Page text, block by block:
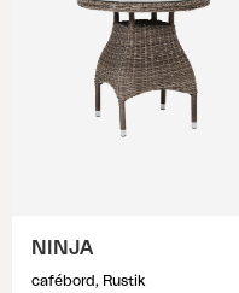
NINJA
cafébord, Rustik